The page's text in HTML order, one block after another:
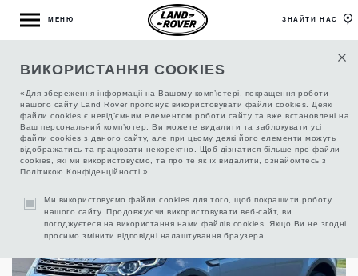
ВИКОРИСТАННЯ COOKIES
«Для збереження інформаціі на Вашому комп’ютері, покращення роботи
нашого сайту Land Rover пропонує використовувати файли cookies. Деякі
файли cookies є невід’ємним елементом роботи сайту та вже встановлені на
Ваш персональний комп’ютер. Ви можете видалити та заблокувати усі
файли cookies з даного сайту, але при цьому деякі його елементи можуть
відображатись та працювати некоректно. Щоб дізнатися більше про файли
cookies, які ми використовуємо, та про те як їх видалити, ознайомтесь з
Політикою Конфіденційності.»
Ми використовуємо файли cookies для того, щоб покращити роботу
нашого сайту. Продовжуючи використовувати веб-сайт, ви
погоджуєтеся на використання нами файлів cookies. Якщо Ви не згодні
просимо змінити відповідні налаштування браузера.
МЕНЮ ЗНАЙТИ НАС
ОФІЦІЙНІ АВТОМОБІЛІ ЛЕНД РОВЕР З
ПРОБІГОМ
/14 ФІЛЬТР